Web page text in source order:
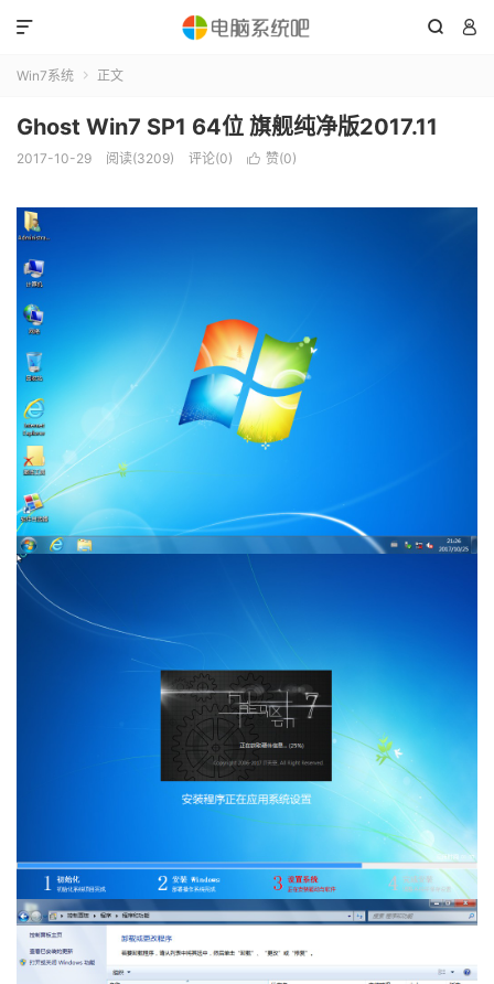
 

Win7系统  正文
Ghost Win7 SP1 64位 旗舰纯净版2017.11
2017-10-29 阅读(3209) 评论(0)  赞(0)